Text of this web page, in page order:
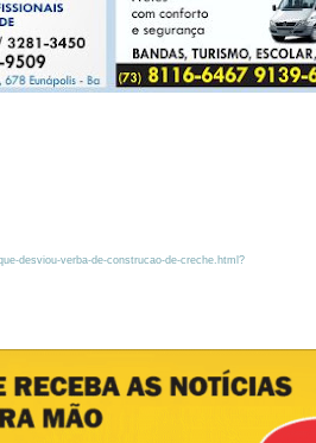
desviou-verba-de-construcao-de-creche.html?